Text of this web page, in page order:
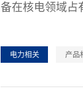
备在核电领域占
电力相关 产品